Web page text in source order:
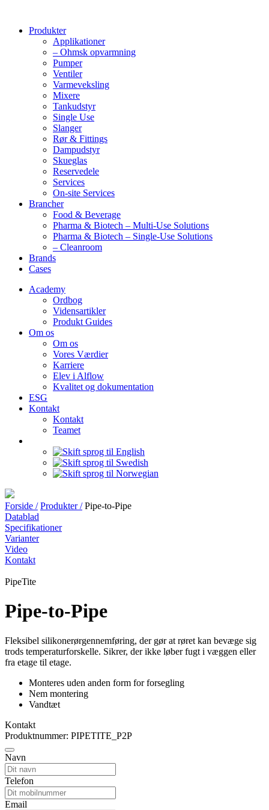
Produkter
Applikationer
– Ohmsk opvarmning
Pumper
Ventiler
Varmeveksling
Mixere
Tankudstyr
Single Use
Slanger
Rør & Fittings
Dampudstyr
Skueglas
Reservedele
Services
On-site Services
Brancher
Food & Beverage
Pharma & Biotech – Multi-Use Solutions
Pharma & Biotech – Single-Use Solutions
– Cleanroom
Brands
Cases
Academy
Ordbog
Vidensartikler
Produkt Guides
Om os
Om os
Vores Værdier
Karriere
Elev i Alflow
Kvalitet og dokumentation
ESG
Kontakt
Kontakt
Teamet
Forside / Produkter / Pipe-to-Pipe
Datablad
Specifikationer
Varianter
Video
Kontakt
PipeTite
Pipe-to-Pipe
Fleksibel silikonerørgennemføring, der gør at røret kan bevæge sig
trods temperaturforskelle. Sikrer, der ikke løber fugt i væggen eller
fra etage til etage.
Monteres uden anden form for forsegling
Nem montering
Vandtæt
Kontakt
Produktnummer: PIPETITE_P2P
Navn
Telefon
Email